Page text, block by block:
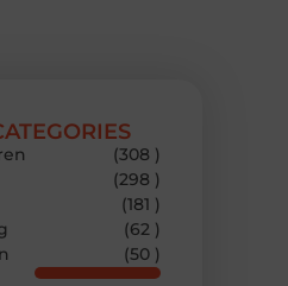
(308 )
(298 )
(181 )
(62 )
(50 )